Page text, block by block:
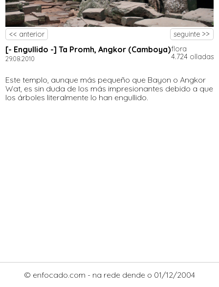
<< anterior seguinte >>
[- Engullido -] Ta Promh, Angkor (Camboya)
29.08.2010
flora
4.724 olladas
Este templo, aunque más pequeño que Bayon o Angkor
Wat, es sin duda de los más impresionantes debido a que
los árboles literalmente lo han engullido.
© enfocado.com - na rede dende o 01/12/2004